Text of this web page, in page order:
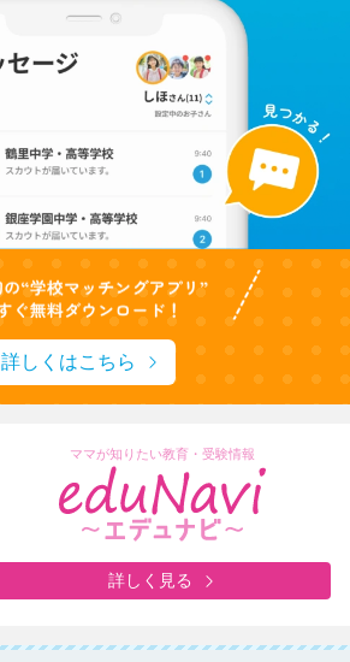
詳しくはこちら
ママが知りたい教育・受験情報
詳しく見る